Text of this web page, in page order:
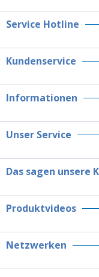
Service Hotline
Kundenservice
Informationen
Unser Service
Das sagen unsere
Produktvideos
Netzwerken